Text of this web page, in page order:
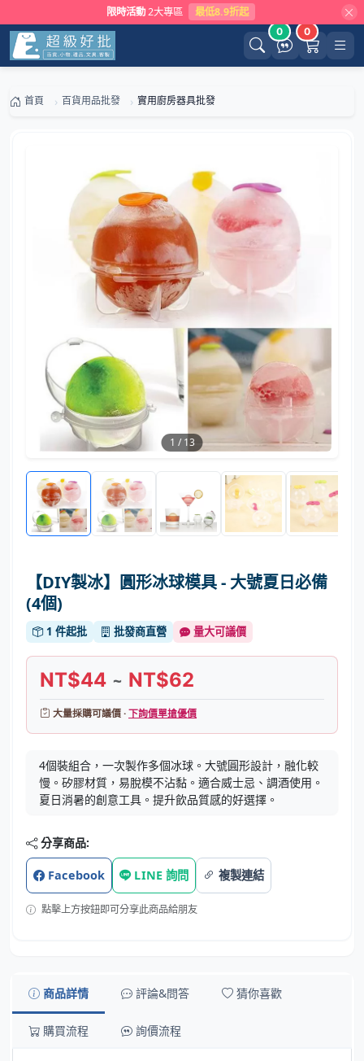
限時活動 2大專區 最低8.9折起
0 0
首頁 百貨用品批發 實用廚房器具批發
1 / 13
【DIY製冰】圓形冰球模具 - 大號夏日必備
(4個)
1 件起批 批發商直營 量大可議價
NT$44 ~ NT$62
大量採購可議價 ·下詢價單搶優價
4個裝組合，一次製作多個冰球。大號圓形設計，融化較
慢。矽膠材質，易脫模不沾黏。適合威士忌、調酒使用。
夏日消暑的創意工具。提升飲品質感的好選擇。
分享商品:
Facebook LINE 詢問 複製連結
點擊上方按鈕即可分享此商品給朋友
商品詳情 評論&問答 猜你喜歡
購買流程 詢價流程